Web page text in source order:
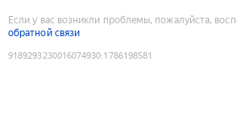
Если у вас возникли проблемы, пожалуйста,
обратной связи
9189293230016074930:1786198581